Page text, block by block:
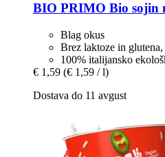
BIO PRIMO Bio sojin
Blag okus
Brez laktoze in
100% italijansko
€ 1,59 (€ 1,59 / l)
Dostava do 11 avgust